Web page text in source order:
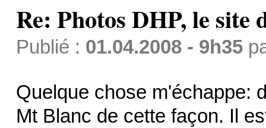
Re: Photos DHP, le site
Publié : 01.04.2008 - 9h35
Quelque chose m'échappe:
Mt Blanc de cette façon. Il